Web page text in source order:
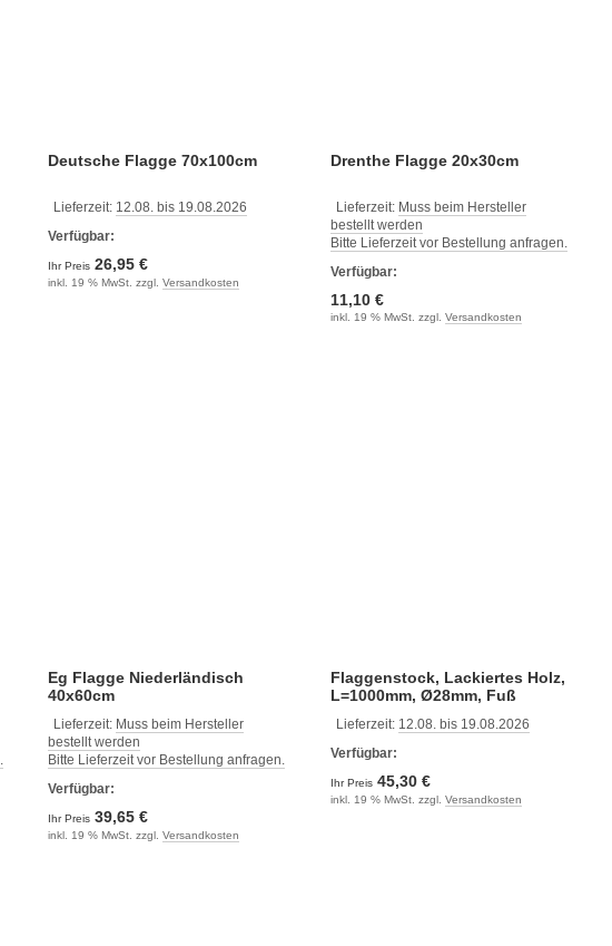
Deutsche Flagge 70x100cm
Lieferzeit: 12.08. bis 19.08.2026
Verfügbar:
Ihr Preis 26,95 €
inkl. 19 % MwSt. zzgl. Versandkosten
Drenthe Flagge 20x30cm
Lieferzeit: Muss beim Hersteller
bestellt werden
Bitte Lieferzeit vor Bestellung anfragen.
Verfügbar:
11,10 €
inkl. 19 % MwSt. zzgl. Versandkosten
Eg Flagge Niederländisch
40x60cm
Lieferzeit: Muss beim Hersteller
bestellt werden
Bitte Lieferzeit vor Bestellung anfragen.
Verfügbar:
Ihr Preis 39,65 €
inkl. 19 % MwSt. zzgl. Versandkosten
Flaggenstock, Lackiertes Holz,
L=1000mm, Ø28mm, Fuß
Lieferzeit: 12.08. bis 19.08.2026
Verfügbar:
Ihr Preis 45,30 €
inkl. 19 % MwSt. zzgl. Versandkosten